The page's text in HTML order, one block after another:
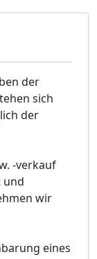
der
sich
der
-verkauf
und
wir
eines